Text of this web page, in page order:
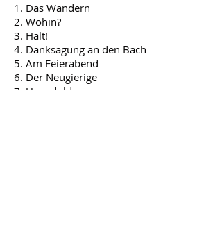
1. Das Wandern
2. Wohin?
3. Halt!
4. Danksagung an den Bach
5. Am Feierabend
6. Der Neugierige
7. Ungeduld